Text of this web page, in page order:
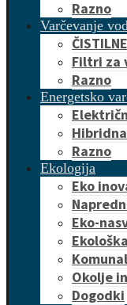
Razno
Varčevanje
Filtri za
Razno
Energetsko
Razno
Ekologija
Eko
Eko-
Okolje
Dogodki